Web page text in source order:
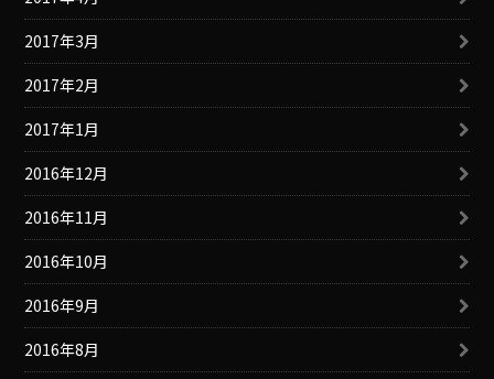
2017年3月
2017年2月
2017年1月
2016年12月
2016年11月
2016年10月
2016年9月
2016年8月